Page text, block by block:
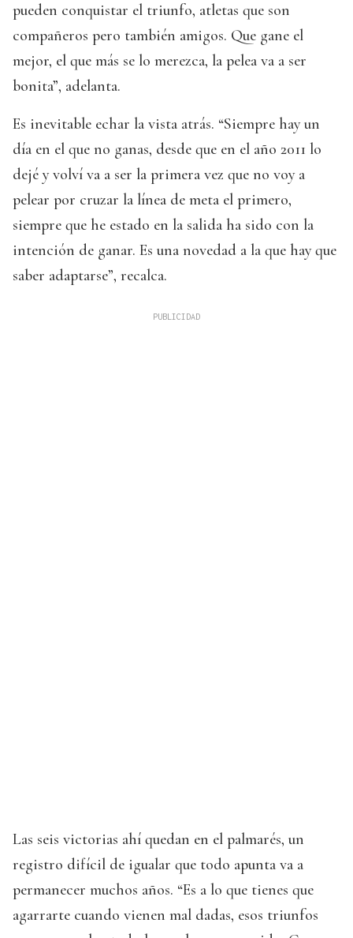
pueden conquistar el triunfo, atletas que son
compañeros pero también amigos. Que gane el
mejor, el que más se lo merezca, la pelea va a ser
bonita”, adelanta.
Es inevitable echar la vista atrás. “Siempre hay un
día en el que no ganas, desde que en el año 2011 lo
dejé y volví va a ser la primera vez que no voy a
pelear por cruzar la línea de meta el primero,
siempre que he estado en la salida ha sido con la
intención de ganar. Es una novedad a la que hay que
saber adaptarse”, recalca.
Las seis victorias ahí quedan en el palmarés, un
registro difícil de igualar que todo apunta va a
permanecer muchos años. “Es a lo que tienes que
agarrarte cuando vienen mal dadas, esos triunfos